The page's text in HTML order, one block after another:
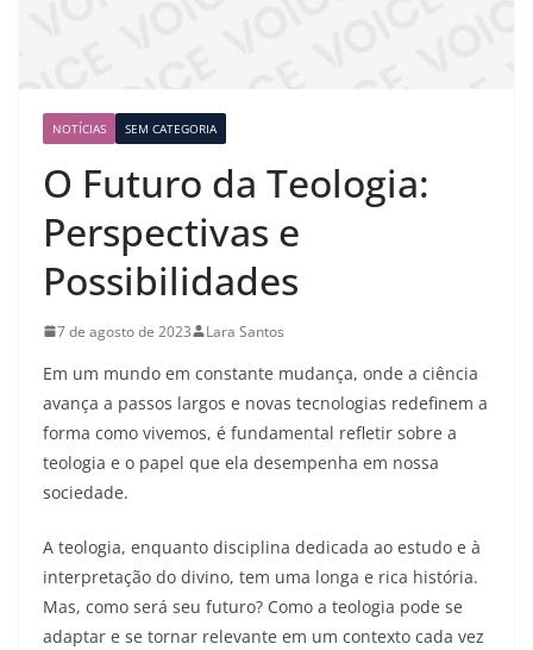
NOTÍCIAS SEM CATEGORIA
O Futuro da Teologia:
Perspectivas e
Possibilidades
7 de agosto de 2023 Lara Santos
Em um mundo em constante mudança, onde a ciência
avança a passos largos e novas tecnologias redefinem a
forma como vivemos, é fundamental refletir sobre a
teologia e o papel que ela desempenha em nossa
sociedade.
A teologia, enquanto disciplina dedicada ao estudo e à
interpretação do divino, tem uma longa e rica história.
Mas, como será seu futuro? Como a teologia pode se
adaptar e se tornar relevante em um contexto cada vez